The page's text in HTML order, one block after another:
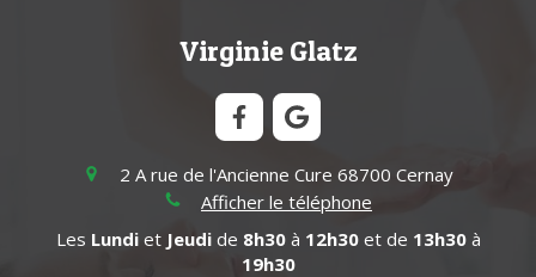
Virginie Glatz
2 A rue de l'Ancienne Cure 68700 Cernay
Afficher le téléphone
Les Lundiet Jeudide 8h30à 12h30et de 13h30à
19h30